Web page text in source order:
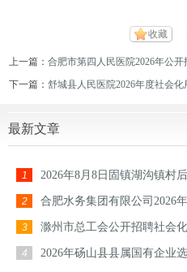
收藏
上一篇：合肥市第四人民医院2026年公
下一篇：舒城县人民医院2026年度社会
最新文章
1 2026年8月8日固镇湖沟镇村
2 合肥水务集团有限公司2026
3 滁州市总工会公开招聘社会
4 2026年砀山县县属国有企业